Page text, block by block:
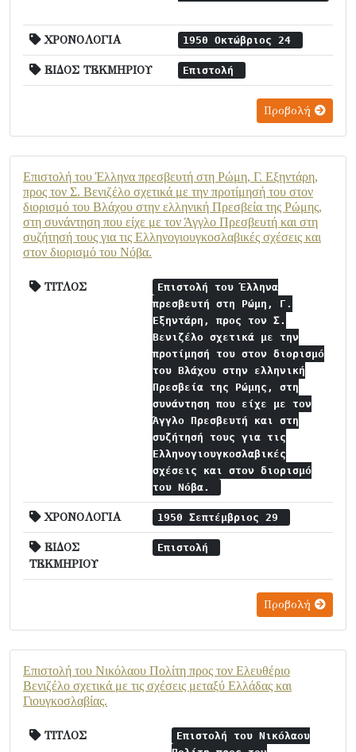
ΧΡΟΝΟΛΟΓΙΑ 1950 Οκτώβριος 24
ΕΙΔΟΣ ΤΕΚΜΗΡΙΟΥ Επιστολή
Προβολή
Επιστολή του Έλληνα πρεσβευτή στη Ρώμη, Γ. Εξηντάρη,
προς τον Σ. Βενιζέλο σχετικά με την προτίμησή του στον
διορισμό του Βλάχου στην ελληνική Πρεσβεία της Ρώμης,
στη συνάντηση που είχε με τον Άγγλο Πρεσβευτή και στη
συζήτησή τους για τις Ελληνογιουγκοσλαβικές σχέσεις και
στον διορισμό του Νόβα.
ΤΙΤΛΟΣ
Επιστολή του Έλληνα
πρεσβευτή στη Ρώμη, Γ.
Εξηντάρη, προς τον Σ.
Βενιζέλο σχετικά με την
προτίμησή του στον διορισμό
του Βλάχου στην ελληνική
Πρεσβεία της Ρώμης, στη
συνάντηση που είχε με τον
Άγγλο Πρεσβευτή και στη
συζήτησή τους για τις
Ελληνογιουγκοσλαβικές
σχέσεις και στον διορισμό
του Νόβα.
ΧΡΟΝΟΛΟΓΙΑ 1950 Σεπτέμβριος 29
ΕΙΔΟΣ
ΤΕΚΜΗΡΙΟΥ
Επιστολή
Προβολή
Επιστολή του Νικόλαου Πολίτη προς τον Ελευθέριο
Βενιζέλο σχετικά με τις σχέσεις μεταξύ Ελλάδας και
Γιουγκοσλαβίας.
ΤΙΤΛΟΣ
Επιστολή του Νικόλαου